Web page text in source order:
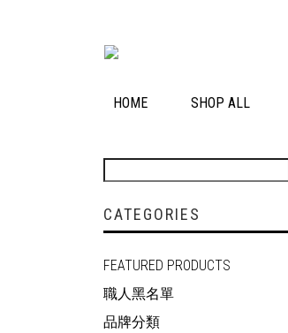
HOME SHOP ALL
CATEGORIES
FEATURED PRODUCTS
職人黑名單
品牌分類